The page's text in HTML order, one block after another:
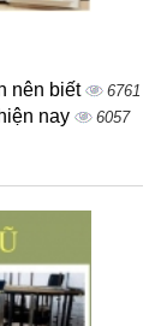
nên biết 6761
nay 6057